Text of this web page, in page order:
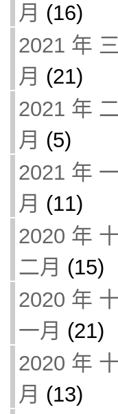
月 (16)
2021 年 三
月 (21)
2021 年
月 (5)
2021 年
月 (11)
2020 年
二月 (15)
2020 年
一月 (21)
2020 年
月 (13)